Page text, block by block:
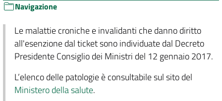
Navigazione
Le malattie croniche e invalidanti che danno diritto
all'esenzione dal ticket sono individuate dal Decreto
Presidente Consiglio dei Ministri del 12 gennaio 2017.
L’elenco delle patologie è consultabile sul sito del
Ministero della salute.